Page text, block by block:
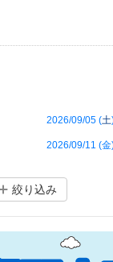
2026/09/05 (土
2026/09/11 (金
絞り込み